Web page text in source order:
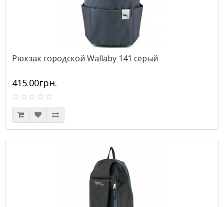
Рюкзак городской Wallaby 141 серый
415.00грн.